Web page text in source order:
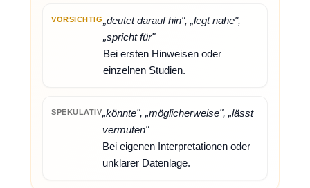
VORSICHTIG„deutet darauf hin", „legt nahe",
„spricht für"
Bei ersten Hinweisen oder
einzelnen Studien.
SPEKULATIV„könnte", „möglicherweise", „lässt
vermuten"
Bei eigenen Interpretationen oder
unklarer Datenlage.